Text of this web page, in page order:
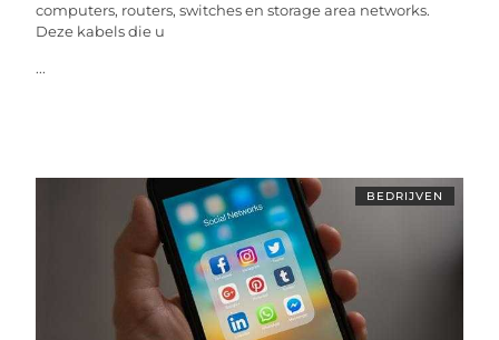
computers, routers, switches en storage area networks.
Deze kabels die u
...
BEDRIJVEN